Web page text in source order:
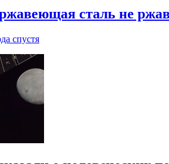
сталь не
спустя